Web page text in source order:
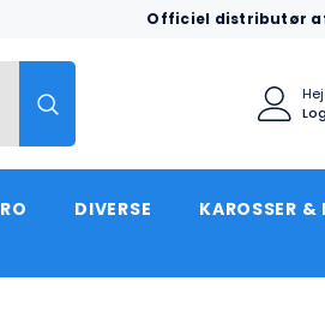
Officiel distributør af
Hej
DIVERSE
KAROSSER &